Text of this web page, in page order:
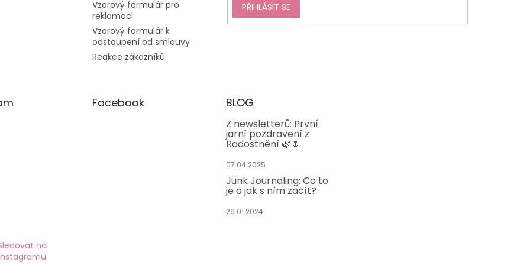
Vzorový formulář pro
reklamaci
Vzorový formulář k
odstoupení od smlouvy
Reakce zákazníků
PŘIHLÁSIT SE
na
Facebook BLOG
Z newsletterů: První
jarní pozdravení z
Radostnění 🌿🌷
07.04.2025
Junk Journaling: Co to
je a jak s ním začít?
29.01.2024